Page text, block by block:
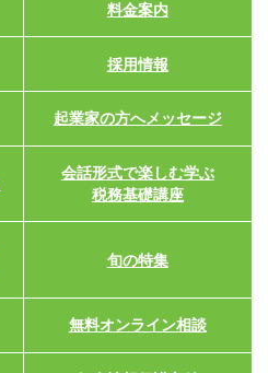
料金案内
採用情報
起業家の方へメッセージ
会話形式で楽しむ学ぶ
税務基礎講座
旬の特集
無料オンライン相談